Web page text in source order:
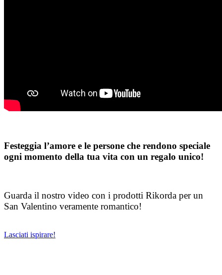
Festeggia l’amore e le persone che rendono speciale
ogni momento della tua vita con un regalo unico!
Guarda il nostro video con i prodotti Rikorda per un
San Valentino veramente romantico!
Lasciati ispirare!